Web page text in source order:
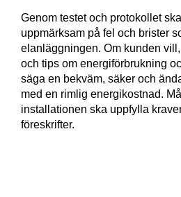
Genom testet och protokollet
uppmärksam på fel och brister
elanläggningen. Om kunden
och tips om energiförbrukning
säga en bekväm, säker och
med en rimlig energikostnad.
installationen ska uppfylla
föreskrifter.